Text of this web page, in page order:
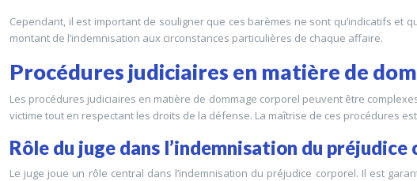
Cependant, il est important de souligner que ces barèmes ne sont qu’indicatifs et
montant de l’indemnisation aux circonstances particulières de chaque affaire.
Procédures judiciaires en matière de
Les procédures judiciaires en matière de dommage corporel peuvent être
victime tout en respectant les droits de la défense. La maîtrise de ces procédures
Rôle du juge dans l’indemnisation du préjudice
Le juge joue un rôle central dans l’indemnisation du préjudice corporel. Il est